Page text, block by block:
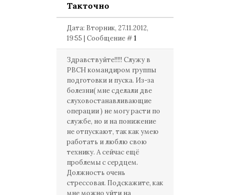
Такточно
Дата: Вторник, 27.11.2012,
19:55 | Сообщение #1
Здравствуйте!!!!! Служу в
РВСН командиром группы
подготовки и пуска. Из-за
болезни( мне сделали две
слуховостанавливающие
операции ) не могу расти по
службе, но и на понижение
не отпускают, так как умею
работать и люблю свою
технику. А сейчас ещё
проблемы с сердцем.
Должность очень
стрессовая. Подскажите, как
мне можно уйти на